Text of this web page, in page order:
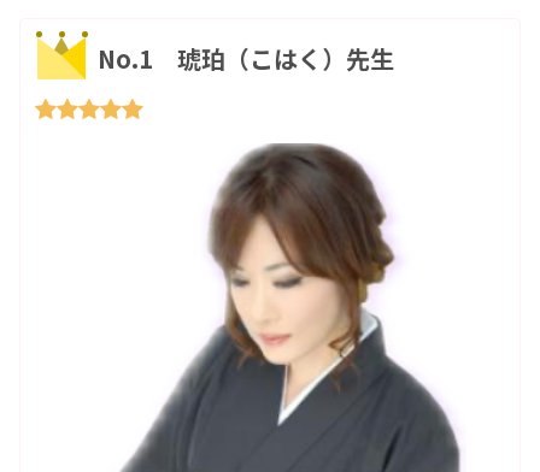
No.1 琥珀（こはく）先生